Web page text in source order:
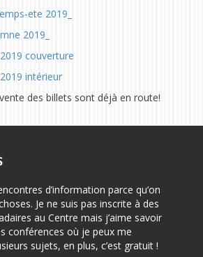
ete 2019_
2019_
couverture
intérieur
des billets sont déjà en route!
d’information parce qu’on
Je ne suis pas inscrite à des
au Centre mais j’aime savoir
conférences où je peux me
sujets, en plus, c’est gratuit !